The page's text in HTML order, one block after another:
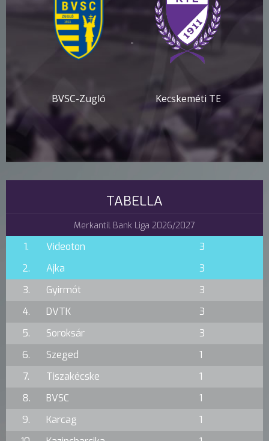
BVSC-Zugló
-
Kecskeméti TE
TABELLA
Merkantil Bank Liga 2026/2027
1. Videoton
3
2.
Ajka
3
3.
Gyirmót
3
4.
DVTK
3
5.
Soroksár
3
6.
Szeged
1
7.
Tiszakécske
1
8.
BVSC
1
9.
Karcag
1